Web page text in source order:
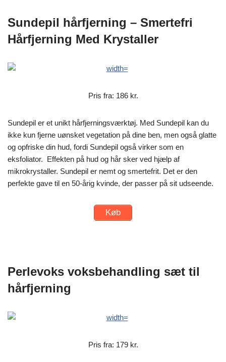
Sundepil hårfjerning – Smertefri
Hårfjerning Med Krystaller
Pris fra: 186 kr.
Sundepil er et unikt hårfjerningsværktøj. Med Sundepil kan du
ikke kun fjerne uønsket vegetation på dine ben, men også glatte
og opfriske din hud, fordi Sundepil også virker som en
eksfoliator. Effekten på hud og hår sker ved hjælp af
mikrokrystaller. Sundepil er nemt og smertefrit. Det er den
perfekte gave til en 50-årig kvinde, der passer på sit udseende.
Køb
Perlevoks voksbehandling sæt til
hårfjerning
Pris fra: 179 kr.